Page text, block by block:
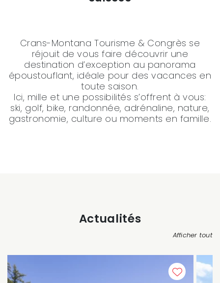
Crans-Montana Tourisme & Congrès se
réjouit de vous faire découvrir une
destination d’exception au panorama
époustouflant, idéale pour des vacances en
toute saison.
Ici, mille et une possibilités s’offrent à vous:
ski, golf, bike, randonnée, adrénaline, nature,
gastronomie, culture ou moments en famille.
Actualités
Afficher tout